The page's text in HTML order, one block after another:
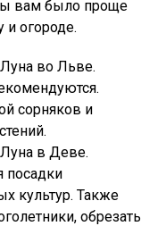
вам было проще
и огороде.
во Льве.
сорняков и
в Деве.
посадки
культур. Также
обрезать